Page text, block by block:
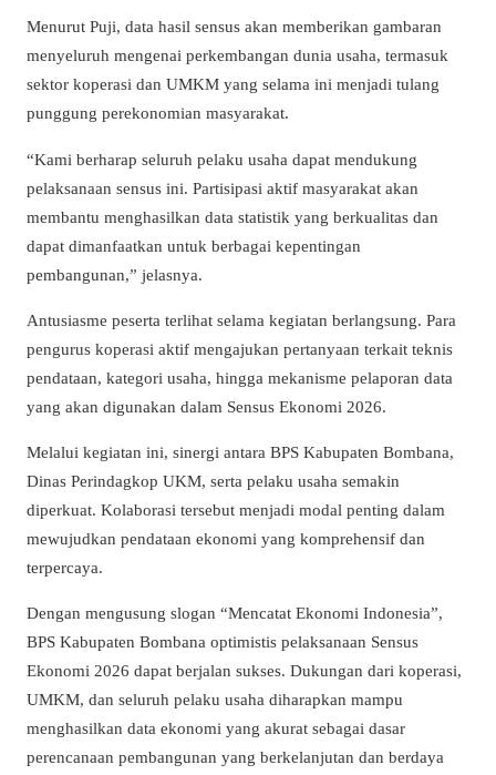
Menurut Puji, data hasil sensus akan memberikan gambaran
menyeluruh mengenai perkembangan dunia usaha, termasuk
sektor koperasi dan UMKM yang selama ini menjadi tulang
punggung perekonomian masyarakat.
“Kami berharap seluruh pelaku usaha dapat mendukung
pelaksanaan sensus ini. Partisipasi aktif masyarakat akan
membantu menghasilkan data statistik yang berkualitas dan
dapat dimanfaatkan untuk berbagai kepentingan
pembangunan,” jelasnya.
Antusiasme peserta terlihat selama kegiatan berlangsung. Para
pengurus koperasi aktif mengajukan pertanyaan terkait teknis
pendataan, kategori usaha, hingga mekanisme pelaporan data
yang akan digunakan dalam Sensus Ekonomi 2026.
Melalui kegiatan ini, sinergi antara BPS Kabupaten Bombana,
Dinas Perindagkop UKM, serta pelaku usaha semakin
diperkuat. Kolaborasi tersebut menjadi modal penting dalam
mewujudkan pendataan ekonomi yang komprehensif dan
terpercaya.
Dengan mengusung slogan “Mencatat Ekonomi Indonesia”,
BPS Kabupaten Bombana optimistis pelaksanaan Sensus
Ekonomi 2026 dapat berjalan sukses. Dukungan dari koperasi,
UMKM, dan seluruh pelaku usaha diharapkan mampu
menghasilkan data ekonomi yang akurat sebagai dasar
perencanaan pembangunan yang berkelanjutan dan berdaya